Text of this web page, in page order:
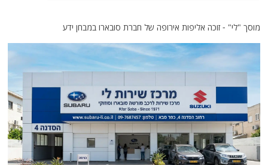
מוסך "לי" - זוכה אליפות אירופה של חברת סובארו במבחן ידע